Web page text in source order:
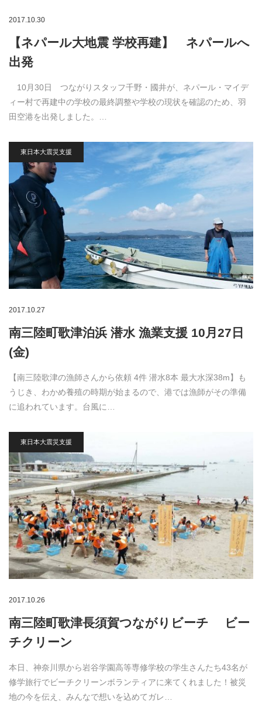
2017.10.30
【ネパール大地震 学校再建】 ネパールへ
出発
10月30日 つながりスタッフ千野・國井が、ネパール・マイデ
ィー村で再建中の学校の最終調整や学校の現状を確認のため、羽
田空港を出発しました。…
東日本大震災支援
2017.10.27
南三陸町歌津泊浜 潜水 漁業支援 10月27日
(金)
【南三陸歌津の漁師さんから依頼 4件 潜水8本 最大水深38m】も
うじき、わかめ養殖の時期が始まるので、港では漁師がその準備
に追われています。台風に…
東日本大震災支援
2017.10.26
南三陸町歌津長須賀つながりビーチ ビー
チクリーン
本日、神奈川県から岩谷学園高等専修学校の学生さんたち43名が
修学旅行でビーチクリーンボランティアに来てくれました！被災
地の今を伝え、みんなで想いを込めてガレ…